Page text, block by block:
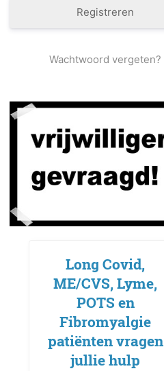
Registreren
Wachtwoord vergeten?
Long Covid,
ME/CVS, Lyme,
POTS en
Fibromyalgie
patiënten vragen
jullie hulp